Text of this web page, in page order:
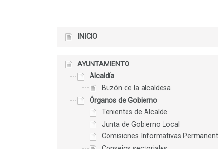
INICIO
AYUNTAMIENTO
Alcaldía
Buzón de la alcaldesa
Órganos de Gobierno
Tenientes de Alcalde
Junta de Gobierno Local
Comisiones Informativas